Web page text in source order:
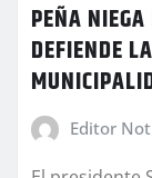
PEÑA
DEFIENDE
Editor